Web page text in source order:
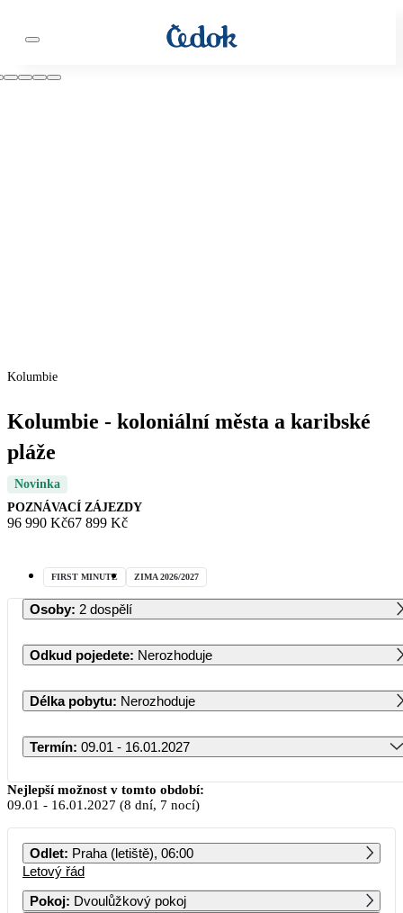
Kolumbie
Kolumbie - koloniální města a karibské
pláže
Novinka
POZNÁVACÍ ZÁJEZDY
96 990 Kč67 899 Kč
FIRST MINUTE ZIMA 2026/2027
Osoby: 2 dospělí
Odkud pojedete: Nerozhoduje
Délka pobytu: Nerozhoduje
Termín: 09.01 - 16.01.2027
Leden 2027
PO ÚT ST ČT PÁ SO NE
Nejlepší možnost v tomto období:
09.01 - 16.01.2027 (8 dní, 7 nocí)
Odlet: Praha (letiště), 06:00
Letový řád
Pokoj: Dvoulůžkový pokoj